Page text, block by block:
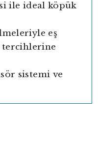
ile ideal köpük
eş
tercihlerine
sistemi ve